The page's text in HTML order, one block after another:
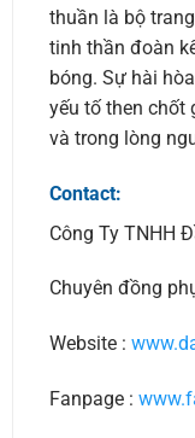
thuần là bộ
tinh thần đoàn
bóng. Sự hài
yếu tố then chốt
và trong lòng
Contact:
Công Ty TNHH
Chuyên đồng
Website :
Fanpage :